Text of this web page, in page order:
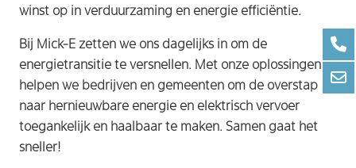
winst op in verduurzaming en energie efficiëntie.​
Bij Mick-E zetten we ons dagelijks in om de
energietransitie te versnellen. Met onze oplossingen
helpen we bedrijven en gemeenten om de overstap
naar hernieuwbare energie en elektrisch vervoer
toegankelijk en haalbaar te maken. Samen gaat het
sneller!